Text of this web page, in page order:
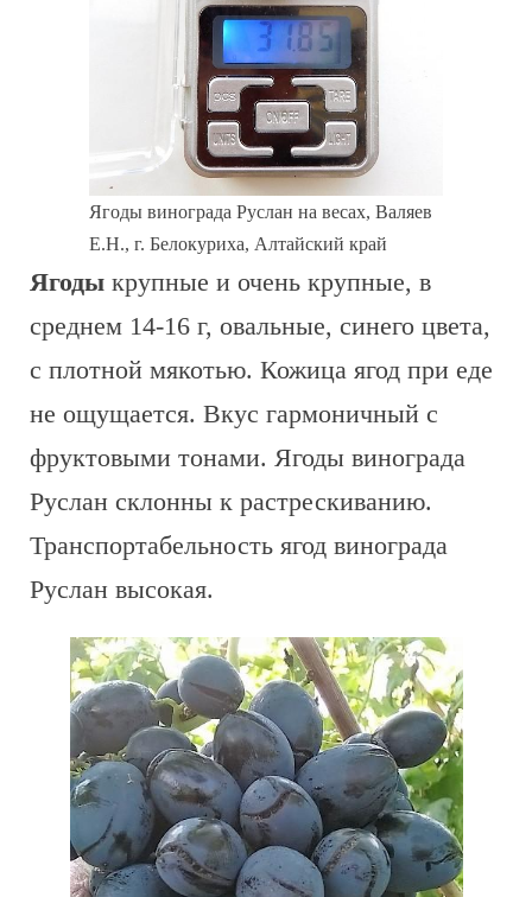
Ягоды винограда Руслан на весах, Валяев
Е.Н., г. Белокуриха, Алтайский край
Ягоды крупные и очень крупные, в
среднем 14-16 г, овальные, синего цвета,
с плотной мякотью. Кожица ягод при еде
не ощущается. Вкус гармоничный с
фруктовыми тонами. Ягоды винограда
Руслан склонны к растрескиванию.
Транспортабельность ягод винограда
Руслан высокая.